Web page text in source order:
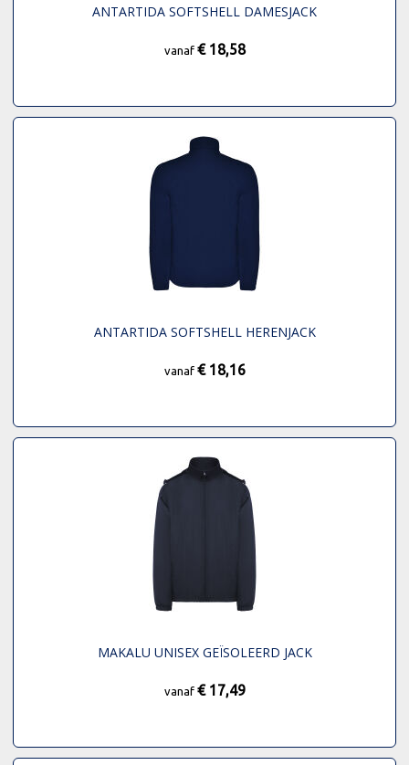
ANTARTIDA SOFTSHELL DAMESJACK
vanaf € 18,58
ANTARTIDA SOFTSHELL HERENJACK
vanaf € 18,16
MAKALU UNISEX GEÏSOLEERD JACK
vanaf € 17,49